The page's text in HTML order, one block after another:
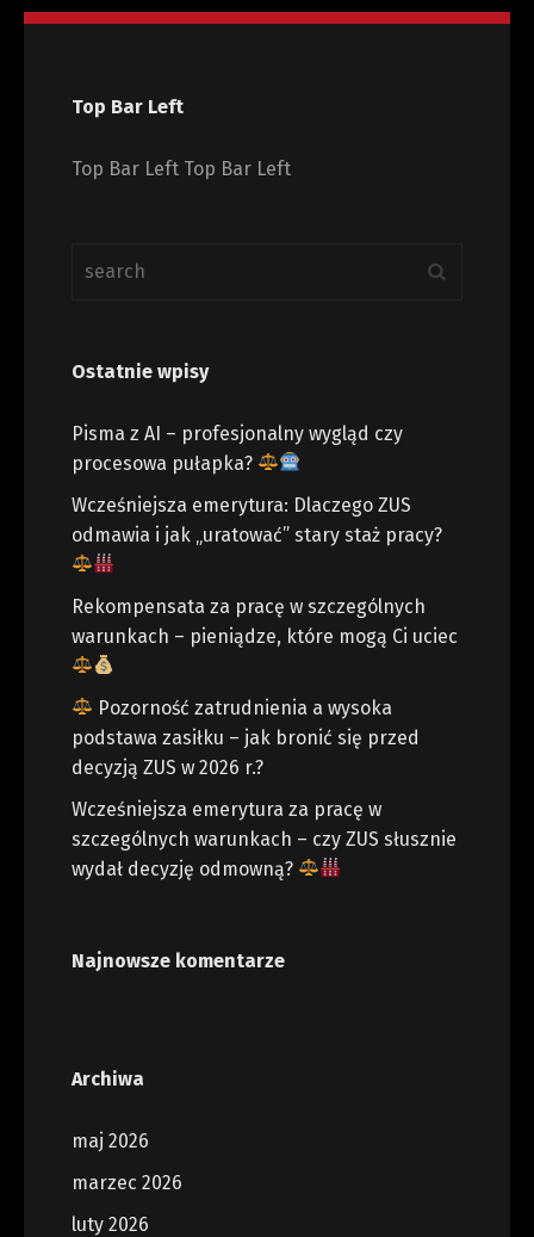
Top Bar Left
Top Bar Left Top Bar Left
Ostatnie wpisy
Pisma z AI – profesjonalny wygląd czy
procesowa pułapka?
Wcześniejsza emerytura: Dlaczego ZUS
odmawia i jak „uratować” stary staż pracy?
Rekompensata za pracę w szczególnych
warunkach – pieniądze, które mogą Ci uciec
Pozorność zatrudnienia a wysoka
podstawa zasiłku – jak bronić się przed
decyzją ZUS w 2026 r.?
Wcześniejsza emerytura za pracę w
szczególnych warunkach – czy ZUS słusznie
wydał decyzję odmowną?
Najnowsze komentarze
Archiwa
maj 2026
marzec 2026
luty 2026